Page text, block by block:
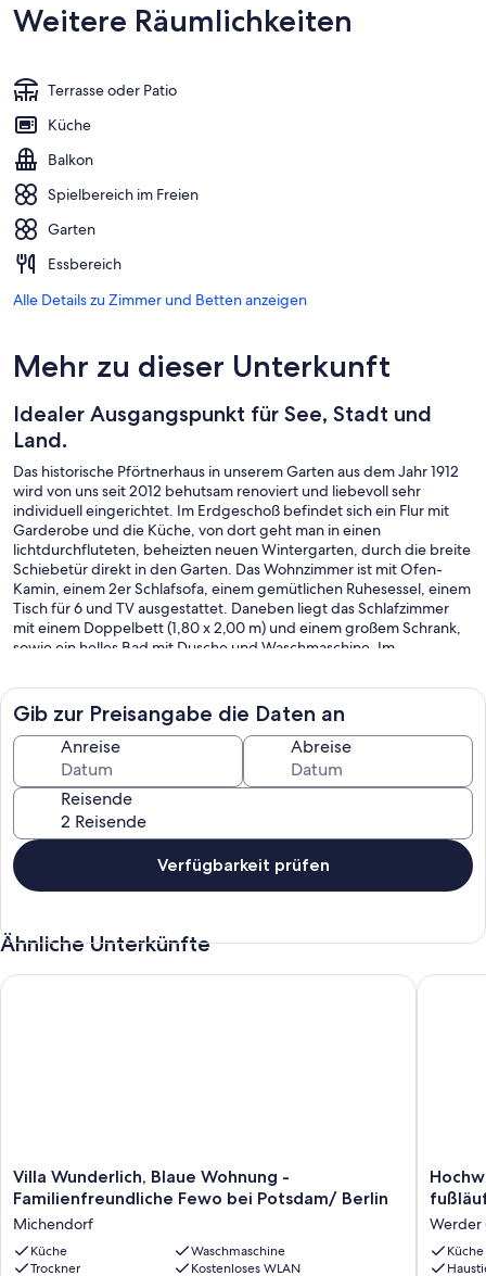
Weitere Räumlichkeiten
Terrasse oder Patio
Küche
Balkon
Spielbereich im Freien
Garten
Essbereich
Alle Details zu Zimmer und Betten anzeigen
Mehr zu dieser Unterkunft
Idealer Ausgangspunkt für See, Stadt und
Land.
Das historische Pförtnerhaus in unserem Garten aus dem Jahr 1912
wird von uns seit 2012 behutsam renoviert und liebevoll sehr
individuell eingerichtet. Im Erdgeschoß befindet sich ein Flur mit
Garderobe und die Küche, von dort geht man in einen
lichtdurchfluteten, beheizten neuen Wintergarten, durch die breite
Schiebetür direkt in den Garten. Das Wohnzimmer ist mit Ofen-
Kamin, einem 2er Schlafsofa, einem gemütlichen Ruhesessel, einem
Tisch für 6 und TV ausgestattet. Daneben liegt das Schlafzimmer
mit einem Doppelbett (1,80 x 2,00 m) und einem großem Schrank,
sowie ein helles Bad mit Dusche und Waschmaschine. Im
Doppelbett. Neu seit 2025 ist dort ein weiteres kleines Bad mit WC,
Handwaschbecken und kleiner Dusche. Das Haus verfügt über eine
neue Zentralheizung. Der große Naturgarten auf dem hinteren
Grundstück mit Hängematte/Sitzgruppen/ Feuerplatz/
Grillgelegenheit/Tischtennisplatte ist für die Gäste da. Fahrräder
können trocken unter einem Dach abgestellt werden. Alle können
direkt am Haus parken.
Gib zur Preisangabe die Daten an
Anreise Abreise
Reisende
Verfügbarkeit prüfen
Ähnliche Unterkünfte
Villa
Wunderlich,
Wohnung
-
Villa Wunderlich, Blaue Wohnung -
Familienfreundliche Fewo bei Potsdam/ Berlin
Michendorf
Küche
Waschmaschine
Trockner
Kostenloses WLAN
Villa Wunderlich, Blaue Wohnung - Familienfreundliche
Werder
Küche